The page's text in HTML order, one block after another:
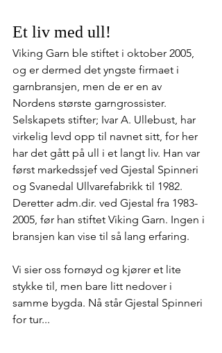
Et liv med ull!
Viking Garn ble stiftet i oktober 2005,
og er dermed det yngste firmaet i
garnbransjen, men de er en av
Nordens største garngrossister.
Selskapets stifter; Ivar A. Ullebust, har
virkelig levd opp til navnet sitt, for her
har det gått på ull i et langt liv. Han var
først markedssjef ved Gjestal Spinneri
og Svanedal Ullvarefabrikk til 1982.
Deretter adm.dir. ved Gjestal fra 1983-
2005, før han stiftet Viking Garn. Ingen i
bransjen kan vise til så lang erfaring.
Vi sier oss fornøyd og kjører et lite
stykke til, men bare litt nedover i
samme bygda. Nå står Gjestal Spinneri
for tur...